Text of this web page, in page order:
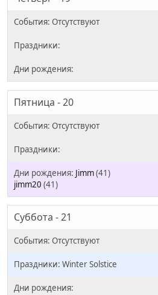
Пятница - 20
Jimm(41)
jimm20 (41)
Суббота - 21
Winter Solstice